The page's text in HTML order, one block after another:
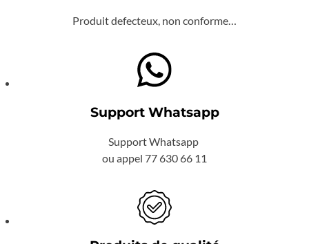
Produit defecteux, non conforme…
Support Whatsapp
Support Whatsapp
ou appel 77 630 66 11